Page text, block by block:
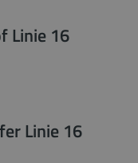
Linie 16
Linie 16